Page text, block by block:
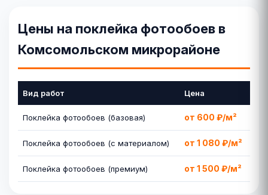
Цены на поклейка фотообоев в
Комсомольском микрорайоне
Вид работ Цена
Поклейка фотообоев (базовая) от 600 ₽/м²
Поклейка фотообоев (с материалом) от 1 080 ₽/м²
Поклейка фотообоев (премиум) от 1 500 ₽/м²